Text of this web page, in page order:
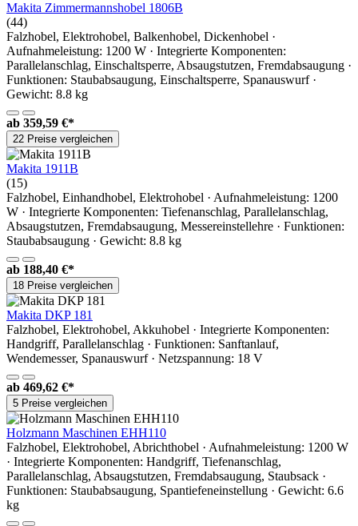
Makita Zimmermannshobel 1806B
(44)
Falzhobel, Elektrohobel, Balkenhobel, Dickenhobel ·
Aufnahmeleistung: 1200 W · Integrierte Komponenten:
Parallelanschlag, Einschaltsperre, Absaugstutzen, Fremdabsaugung ·
Funktionen: Staubabsaugung, Einschaltsperre, Spanauswurf ·
Gewicht: 8.8 kg
ab 359,59 €*
22 Preise vergleichen
Makita 1911B
(15)
Falzhobel, Einhandhobel, Elektrohobel · Aufnahmeleistung: 1200
W · Integrierte Komponenten: Tiefenanschlag, Parallelanschlag,
Absaugstutzen, Fremdabsaugung, Messereinstellehre · Funktionen:
Staubabsaugung · Gewicht: 8.8 kg
ab 188,40 €*
18 Preise vergleichen
Makita DKP 181
Falzhobel, Elektrohobel, Akkuhobel · Integrierte Komponenten:
Handgriff, Parallelanschlag · Funktionen: Sanftanlauf,
Wendemesser, Spanauswurf · Netzspannung: 18 V
ab 469,62 €*
5 Preise vergleichen
Holzmann Maschinen EHH110
Falzhobel, Elektrohobel, Abrichthobel · Aufnahmeleistung: 1200 W
· Integrierte Komponenten: Handgriff, Tiefenanschlag,
Parallelanschlag, Absaugstutzen, Fremdabsaugung, Staubsack ·
Funktionen: Staubabsaugung, Spantiefeneinstellung · Gewicht: 6.6
kg